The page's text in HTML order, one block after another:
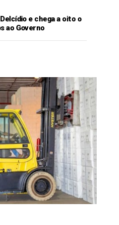
e chega a oito o
ao Governo